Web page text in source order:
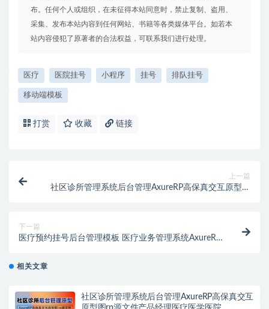
布。任何个人或组织，在未征得本站同意时，禁止复制、盗用、
采集、发布本站内容到任何网站、书籍等各类媒体平台。如若本
站内容侵犯了原著者的合法权益，可联系我们进行处理。
医疗 医院挂号 小程序 挂号 排队挂号
移动端模板
打赏 收藏 链接
上一篇
社区诊所管理系统后台管理AxureRP高保真交互原型图
下一篇
医疗预约挂号后台管理模板 医疗业务管理系统AxureRP
相关文章
社区诊所管理系统后台管理AxureRP高保真交互